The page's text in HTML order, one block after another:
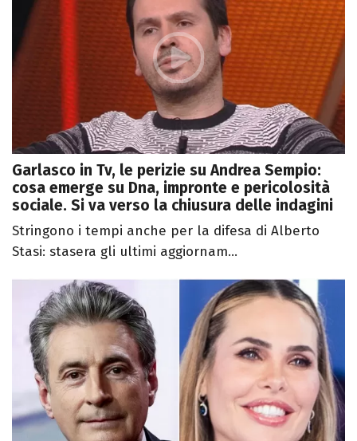
Garlasco in Tv, le perizie su Andrea Sempio:
cosa emerge su Dna, impronte e pericolosità
sociale. Si va verso la chiusura delle indagini
Stringono i tempi anche per la difesa di Alberto
Stasi: stasera gli ultimi aggiornam...